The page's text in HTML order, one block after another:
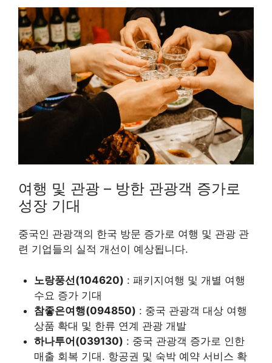
여행 및 관광 – 방한 관광객 증가로
성장 기대
중국인 관광객의 한국 방문 증가로 여행 및 관광 관
련 기업들의 실적 개선이 예상됩니다.
노랑풍선(104620) : 패키지여행 및 개별 여행
수요 증가 기대
참좋은여행(094850) : 중국 관광객 대상 여행
상품 확대 및 한류 연계 관광 개발
하나투어(039130) : 중국 관광객 증가로 인한
매출 회복 기대. 항공권 및 숙박 예약 서비스 확